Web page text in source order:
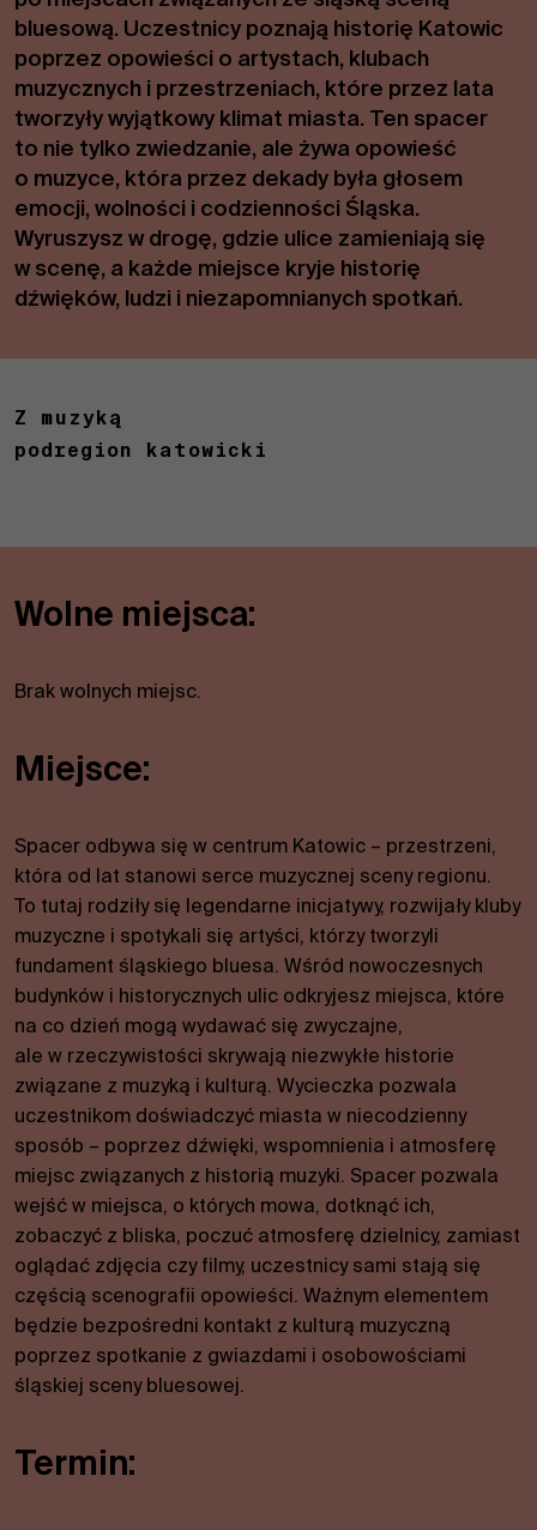
bluesową. Uczestnicy poznają historię Katowic
poprzez opowieści o artystach, klubach
muzycznych i przestrzeniach, które przez lata
tworzyły wyjątkowy klimat miasta. Ten spacer
to nie tylko zwiedzanie, ale żywa opowieść
o muzyce, która przez dekady była głosem
emocji, wolności i codzienności Śląska.
Wyruszysz w drogę, gdzie ulice zamieniają się
w scenę, a każde miejsce kryje historię
dźwięków, ludzi i niezapomnianych spotkań.
Z muzyką
podregion katowicki
Wolne miejsca:
Brak wolnych miejsc.
Miejsce:
Spacer odbywa się w centrum Katowic – przestrzeni,
która od lat stanowi serce muzycznej sceny regionu.
To tutaj rodziły się legendarne inicjatywy, rozwijały kluby
muzyczne i spotykali się artyści, którzy tworzyli
fundament śląskiego bluesa. Wśród nowoczesnych
budynków i historycznych ulic odkryjesz miejsca, które
na co dzień mogą wydawać się zwyczajne,
ale w rzeczywistości skrywają niezwykłe historie
związane z muzyką i kulturą. Wycieczka pozwala
uczestnikom doświadczyć miasta w niecodzienny
sposób – poprzez dźwięki, wspomnienia i atmosferę
miejsc związanych z historią muzyki. Spacer pozwala
wejść w miejsca, o których mowa, dotknąć ich,
zobaczyć z bliska, poczuć atmosferę dzielnicy, zamiast
oglądać zdjęcia czy filmy, uczestnicy sami stają się
częścią scenografii opowieści. Ważnym elementem
będzie bezpośredni kontakt z kulturą muzyczną
poprzez spotkanie z gwiazdami i osobowościami
śląskiej sceny bluesowej.
Termin: